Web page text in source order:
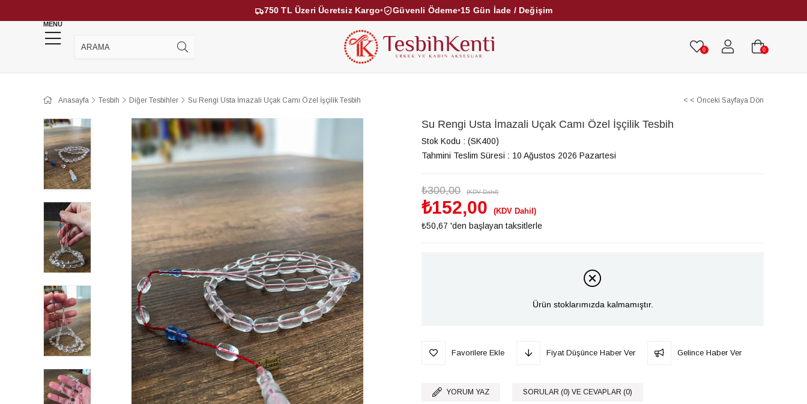
750 TL Üzeri Ücretsiz Kargo• Güvenli Ödeme•15 Gün İade / Değişim
MENU
0 0
KEHRİBAR TESBİHLER KUKA TESBİHLER
Anasayfa Tesbih Diğer Tesbihler Su Rengi Usta İmazali Uçak Camı Özel İşçilik Tesbih < < Önceki Sayfaya Dön
Su Rengi Usta İmazali Uçak Camı Özel İşçilik Tesbih
Stok Kodu
(SK400)
Tahmini Teslim Süresi : 10 Ağustos 2026 Pazartesi
₺300,00 (KDV Dahil)
₺152,00 (KDV Dahil)
₺50,67 'den başlayan taksitlerle
Ürün stoklarımızda kalmamıştır.
Favorilere Ekle Fiyat Düşünce Haber Ver Gelince Haber Ver
YORUM YAZ SORULAR (0) VE CEVAPLAR (0)